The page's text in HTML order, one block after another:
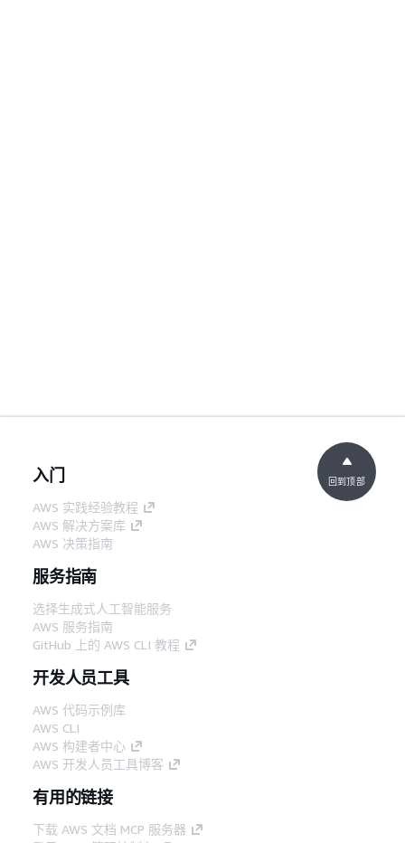
入门
AWS 实践经验教程
AWS 解决方案库
AWS 决策指南
服务指南
选择生成式人工智能服务
AWS 服务指南
GitHub 上的 AWS CLI 教程
开发人员工具
AWS 代码示例库
AWS CLI
AWS 构建者中心
AWS 开发人员工具博客
有用的链接
下载 AWS 文档 MCP 服务器
回到顶部